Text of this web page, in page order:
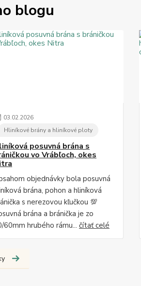
blogu
03.02.2026
Hliníkové brány a hliníkové ploty
posuvná brána s
vo Vrábľoch, okes
objednávky bola posuvná
brána, pohon a hliníková
s nerezovou kľučkou 💯
brána a bránička je zo
60mm hrubého rámu... čítať celé